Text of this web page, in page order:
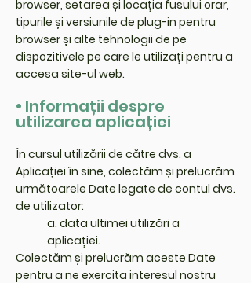
browser, setarea și locația fusului orar,
tipurile și versiunile de plug-in pentru
browser și alte tehnologii de pe
dispozitivele pe care le utilizați pentru a
accesa site-ul web.
• Informații despre
utilizarea aplicației
În cursul utilizării de către dvs. a
Aplicației în sine, colectăm și prelucrăm
următoarele Date legate de contul dvs.
de utilizator:
a. data ultimei utilizări a
aplicației.
Colectăm și prelucrăm aceste Date
pentru a ne exercita interesul nostru